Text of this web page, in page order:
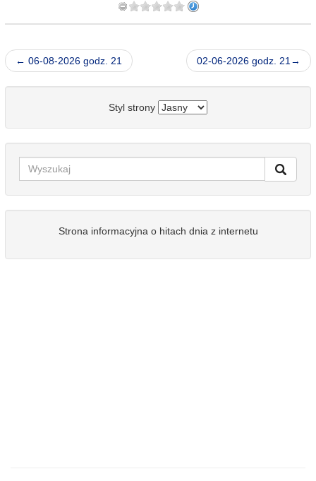
← 06-08-2026 godz. 21 02-06-2026 godz. 21→
Styl strony
Strona informacyjna o hitach dnia z internetu